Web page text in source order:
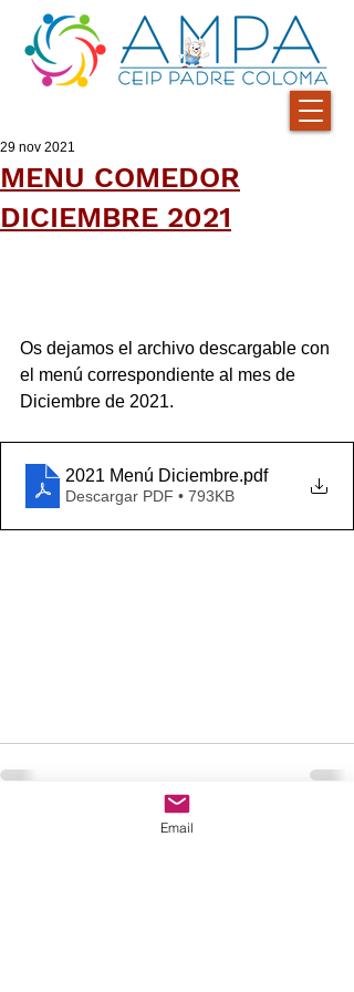
MENU COMEDOR
DICIEMBRE 2021
29 nov 2021
Os dejamos el archivo descargable con
el menú correspondiente al mes de
Diciembre de 2021.
2021 Menú Diciembre.pdf
Descargar PDF • 793KB
Email